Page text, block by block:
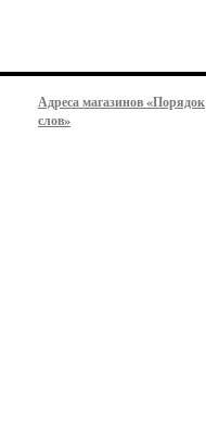
Адреса магазинов «Порядок
слов»